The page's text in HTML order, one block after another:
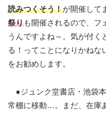
読みつくそう！が開催して
祭りも開催されるので、フ
うんですよね～。気が付く
る！ってことになりかねな
をお勧めします。
●ジュンク堂書店・池
常棚に移動…。まだ、在庫